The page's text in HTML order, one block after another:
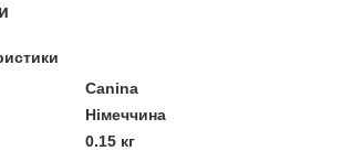
Canina
Німеччина
0.15 кг